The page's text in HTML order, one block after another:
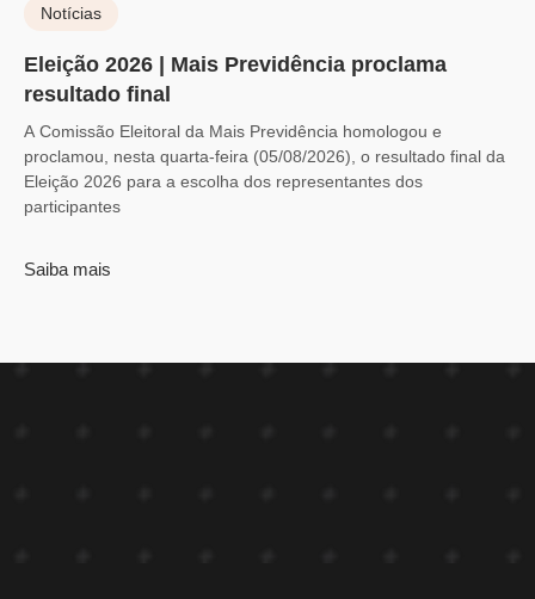
Notícias
Eleição 2026 | Mais Previdência proclama
resultado final
A Comissão Eleitoral da Mais Previdência homologou e
proclamou, nesta quarta-feira (05/08/2026), o resultado final da
Eleição 2026 para a escolha dos representantes dos
participantes
Saiba mais